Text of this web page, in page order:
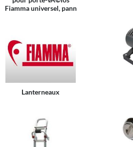
Fiamma universel, pann
Lanterneaux